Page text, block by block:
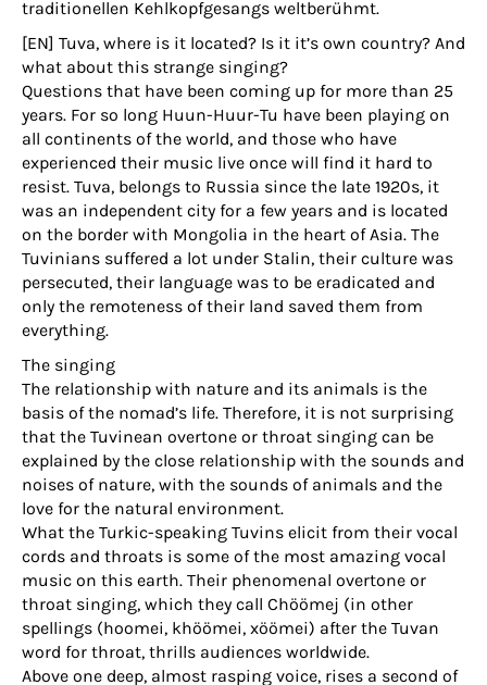
traditionellen Kehlkopfgesangs weltberühmt.
[EN] Tuva, where is it located? Is it it’s own country? And
what about this strange singing?
Questions that have been coming up for more than 25
years. For so long Huun-Huur-Tu have been playing on
all continents of the world, and those who have
experienced their music live once will find it hard to
resist. Tuva, belongs to Russia since the late 1920s, it
was an independent city for a few years and is located
on the border with Mongolia in the heart of Asia. The
Tuvinians suffered a lot under Stalin, their culture was
persecuted, their language was to be eradicated and
only the remoteness of their land saved them from
everything.
The singing
The relationship with nature and its animals is the
basis of the nomad’s life. Therefore, it is not surprising
that the Tuvinean overtone or throat singing can be
explained by the close relationship with the sounds and
noises of nature, with the sounds of animals and the
love for the natural environment.
What the Turkic-speaking Tuvins elicit from their vocal
cords and throats is some of the most amazing vocal
music on this earth. Their phenomenal overtone or
throat singing, which they call Chöömej (in other
spellings (hoomei, khöömei, xöömei) after the Tuvan
word for throat, thrills audiences worldwide.
Above one deep, almost rasping voice, rises a second of